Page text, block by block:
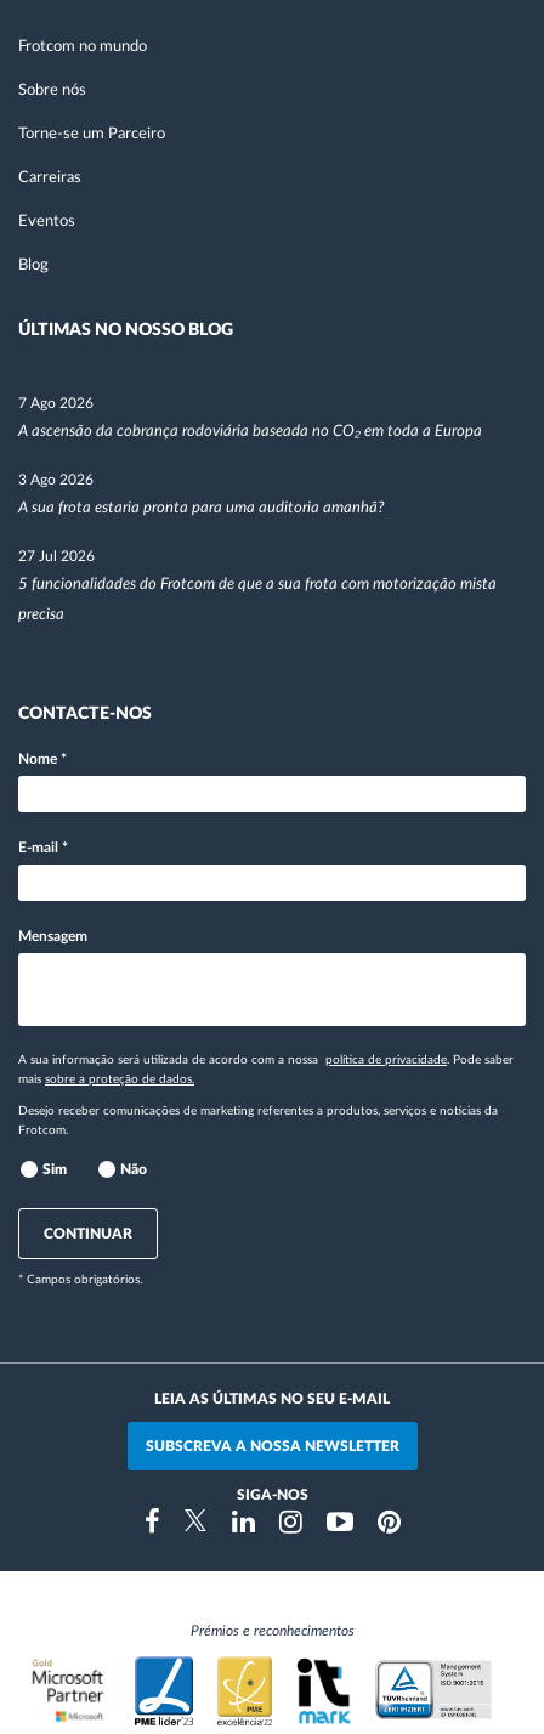
Frotcom no mundo
Sobre nós
Torne-se um Parceiro
Carreiras
Eventos
Blog
ÚLTIMAS NO NOSSO BLOG
7 Ago 2026
A ascensão da cobrança rodoviária baseada no CO₂ em toda a Europa
3 Ago 2026
A sua frota estaria pronta para uma auditoria amanhã?
27 Jul 2026
5 funcionalidades do Frotcom de que a sua frota com motorização mista
precisa
CONTACTE-NOS
Nome *
E-mail *
Mensagem
A sua informação será utilizada de acordo com a nossa política de privacidade . Pode saber
mais sobre a proteção de dados.
Desejo receber comunicações de marketing referentes a produtos, serviços e notícias da
Frotcom.
Sim Não
CONTINUAR
* Campos obrigatórios.
LEIA AS ÚLTIMAS NO SEU E-MAIL
SUBSCREVA A NOSSA NEWSLETTER
SIGA-NOS
FacebookTwitterLinkedinInstragramYoutubePinterest
Prémios e reconhecimentos